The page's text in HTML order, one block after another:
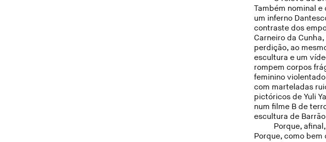
Também nominal
um inferno
contraste dos
Carneiro da
perdição, ao
escultura e um
rompem corpos
feminino
com marteladas
pictóricos de Yuli
num filme B de
escultura de
Porque,
Porque, como bem